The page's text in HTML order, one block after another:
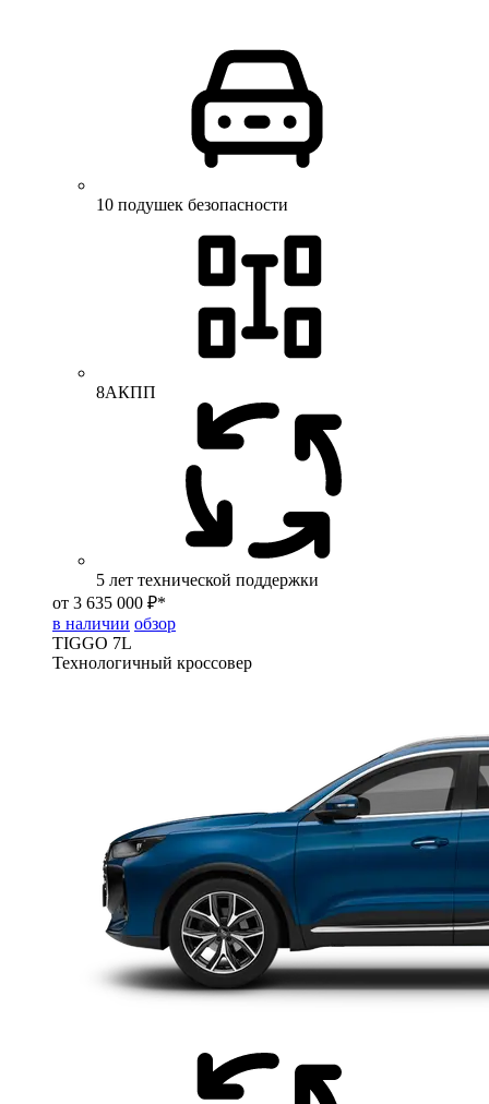
10 подушек безопасности
8АКПП
5 лет технической поддержки
от 3 635 000 ₽*
в наличии обзор
TIGGO 7L
Технологичный кроссовер